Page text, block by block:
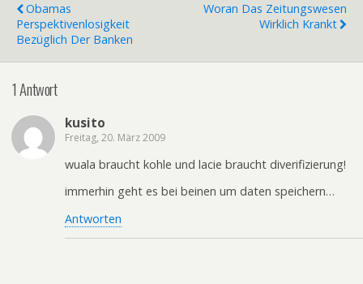
Obamas
Perspektivenlosigkeit
Bezüglich Der Banken
Woran Das Zeitungswesen
Wirklich Krankt
1 Antwort
kusito
Freitag, 20. März 2009
wuala braucht kohle und lacie braucht diverifizierung!
immerhin geht es bei beinen um daten speichern…
Antworten